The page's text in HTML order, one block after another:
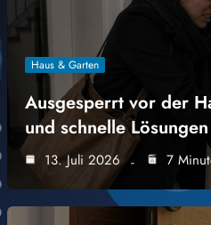
Haus & Garten
Ausgesperrt vor der
und schnelle Lösungen
13. Juli 2026 7